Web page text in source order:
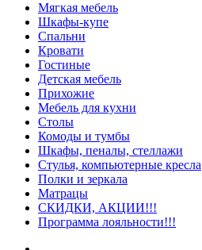
Мягкая мебель
Шкафы-купе
Спальни
Кровати
Гостиные
Детская мебель
Прихожие
Мебель для кухни
Столы
Комоды и тумбы
Шкафы, пеналы, стеллажи
Стулья, компьютерные кресла
Полки и зеркала
Матрацы
СКИДКИ, АКЦИИ!!!
Программа лояльности!!!